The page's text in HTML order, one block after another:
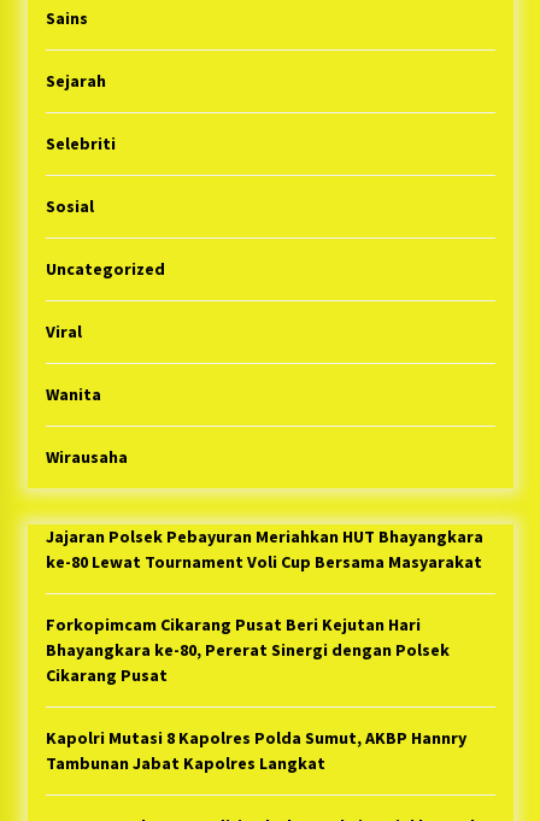
Sains
Sejarah
Selebriti
Sosial
Uncategorized
Viral
Wanita
Wirausaha
Jajaran Polsek Pebayuran Meriahkan HUT Bhayangkara
ke-80 Lewat Tournament Voli Cup Bersama Masyarakat
Forkopimcam Cikarang Pusat Beri Kejutan Hari
Bhayangkara ke-80, Pererat Sinergi dengan Polsek
Cikarang Pusat
Kapolri Mutasi 8 Kapolres Polda Sumut, AKBP Hannry
Tambunan Jabat Kapolres Langkat